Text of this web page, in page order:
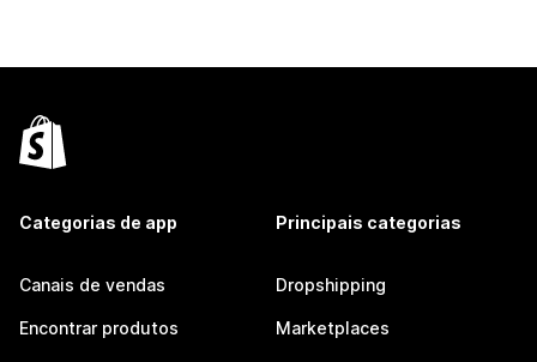
Categorias de app
Canais de vendas
Encontrar produtos
Principais categorias
Dropshipping
Marketplaces